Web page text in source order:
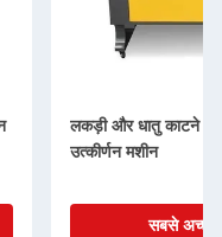
लकड़ी और धातु काटने के
उत्कीर्णन मशीन
सबसे अच्छी